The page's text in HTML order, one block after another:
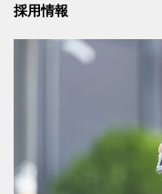
採用情報